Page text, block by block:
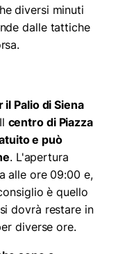
diversi minuti
dalle tattiche
Palio di Siena
centro di Piazza
e può
. L'apertura
alle ore 09:00 e,
è quello
dovrà restare in
diverse ore.